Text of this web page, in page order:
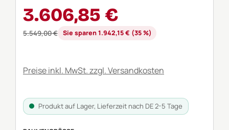
Verkaufspreis:
3.606,85 €
Regulärer Preis:
5.549,00 € Sie sparen 1.942,15 € (35 %)
Preise inkl. MwSt. zzgl. Versandkosten
Produkt auf Lager, Lieferzeit nach DE 2-5 Tage